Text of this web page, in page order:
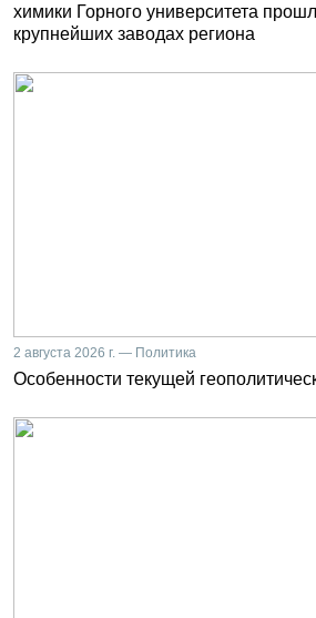
химики Горного университета
крупнейших заводах региона
2 августа 2026 г. — Политика
Особенности текущей